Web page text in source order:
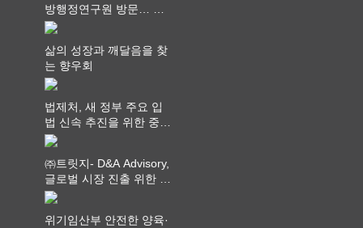
방행정연구원 방문… 국
가균형성장 논의
삶의 성장과 깨달음을 찾
는 향우회
법제처, 새 정부 주요 입
법 신속 추진을 위한 중앙
부처 법무담당관 회의 개
㈜트릿지- D&A Advisory,
글로벌 시장 진출 위한 전
략적 업무협약 체결
위기임산부 안전한 양육·